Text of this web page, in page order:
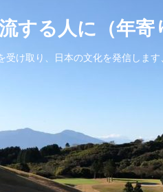
する人に（年
受け取り、日本の文化を発信しま